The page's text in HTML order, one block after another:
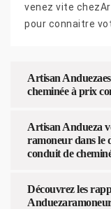
venez vite
pour connaitre
Artisan
cheminée à prix
Artisan Andueza
ramoneur dans le
conduit de
Découvrez les